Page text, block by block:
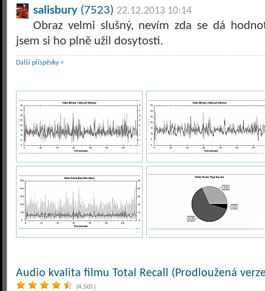
salisbury (7523) 22.12.2013 10:14
Obraz velmi slušný, nevím zda se dá
jsem si ho plně užil dosytosti.
Další příspěvky >
Audio kvalita filmu Total Recall (Prodloužená
(4,50)